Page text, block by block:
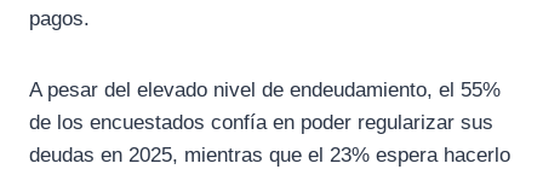
pagos.
A pesar del elevado nivel de endeudamiento, el 55%
de los encuestados confía en poder regularizar sus
deudas en 2025, mientras que el 23% espera hacerlo